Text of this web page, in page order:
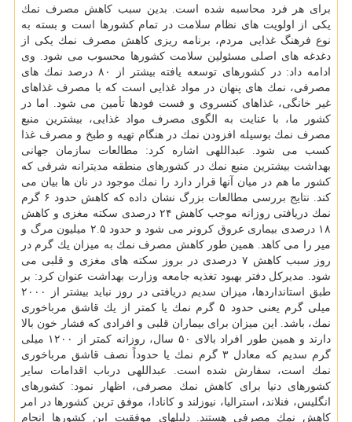
برای هر فرد محاسبه شده است. بدین سبب كاهش مصرف نمك
یكی از اولویت های نظام سلامت در تمام كشورها است و بسته به
نوع فرهنگ غذایی مردم، برنامه ریزی كاهش مصرف نمك یكی از
دغدغه های اصلی مسئولین سلامت كشورها محسوب می شود. وی
ادامه داد: در كشورهای توسعه یافته بیشتر از ۸۰ درصد نمك های
مصرفی، نمك های پنهان در مواد غذایی است كه با مصرف غذاهای
غیر خانگی، غذاهای كنسروی و فست فودها تأمین می شود. اما در
كشور ما، با عنایت به الگوی مصرف مواد غذایی، بیشترین منبع
مصرف نمك بوسیله افزودن نمك در هنگام تهیه و طبخ و مصرف غذا
كسب می شود. عبداللهی اشاره كرد: مطالعات سازمان جهانی
بهداشت بیشترین منبع نمك در كشورهای منطقه مدیترانه شرقی كه
كشور ما هم در میان آنها قرار دارد را نمك موجود در نان ها بیان می
كند. نتایج بررسی مطالعات بزرگ نشان داده كه كاهش حدود ۶ گرم
نمك دریافتی روزانه موجب كاهش ۲۴ درصدی سكته مغزی و كاهش
۱۸ درصدی بیماری عروق كرونر می شود و حدود ۲.۵ میلیون مرگ و
میر را می كاهد. همین طور كاهش مصرف نمك به میزان یك گرم در
روز سبب كاهش ۷ درصدی در بروز سكته های مغزی و قلبی می
شود. مدیركل دفتر بهبود تغذیه جامعه وزارت بهداشت عنوان كرد: بر
طبق استانداردها، میزان سدیم دریافتی در روز نباید بیشتر از ۲۰۰۰
میلی گرم یعنی حدود ۵ گرم نمك یا كمتر از یك قاشق مرباخوری
نمك، باشد. این میزان برای بیماران قلبی و افرادی كه فشار خون بالا
دارند و همین طور افراد بالای ۵۰ سال، روزانه كمتر از ۱۲۰۰ میلی
گرم سدیم كه معادل ۳ گرم نمك یا حدوداً نصف قاشق مرباخوری
نمك است، سفارش شده است. عبداللهی درباب اقدامات سایر
كشورهای دنیا برای كاهش نمك مصرفی، اظهار نمود: كشورهای
انگلیس، فنلاند، استرالیا، نیوزلند و كانادا، موفق ترین كشورها در امر
كاهش نمك مصرفی هستند. دلیلهای موفقیت این كشورها انجام